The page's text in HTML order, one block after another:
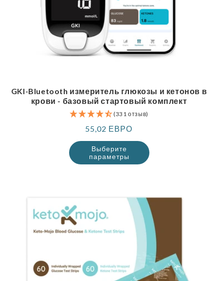
GKI-Bluetooth измеритель глюкозы и кетонов в
крови - базовый стартовый комплект
(331 отзыв)
Обычная
цена
55,02 ЕВРО
Выберите
параметры